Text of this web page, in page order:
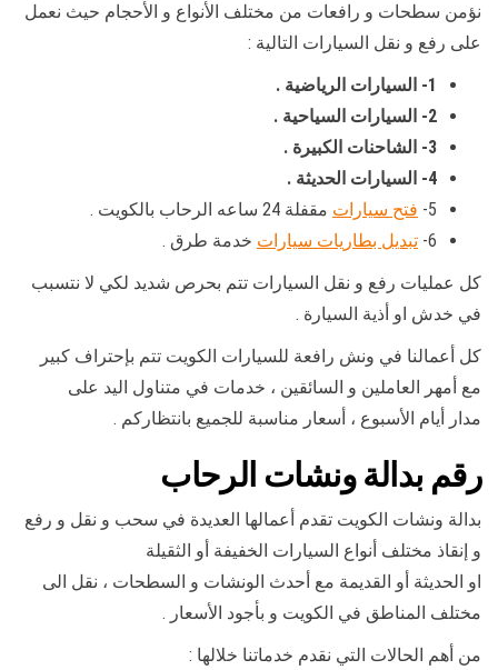
نؤمن سطحات و رافعات من مختلف الأنواع و الأحجام حيث نعمل
على رفع و نقل السيارات التالية :
1- السيارات الرياضية .
2- السيارات السياحية .
3- الشاحنات الكبيرة .
4- السيارات الحديثة .
5- فتح سيارات مقفلة 24 ساعه الرحاب بالكويت .
6- تبديل بطاريات سيارات خدمة طرق .
كل عمليات رفع و نقل السيارات تتم بحرص شديد لكي لا نتسبب
في خدش او أذية السيارة .
كل أعمالنا في ونش رافعة للسيارات الكويت تتم بإحتراف كبير
مع أمهر العاملين و السائقين ، خدمات في متناول اليد على
مدار أيام الأسبوع ، أسعار مناسبة للجميع بانتظاركم .
رقم بدالة ونشات الرحاب
بدالة ونشات الكويت تقدم أعمالها العديدة في سحب و نقل و رفع
و إنقاذ مختلف أنواع السيارات الخفيفة أو الثقيلة
او الحديثة أو القديمة مع أحدث الونشات و السطحات ، نقل الى
مختلف المناطق في الكويت و بأجود الأسعار .
من أهم الحالات التي نقدم خدماتنا خلالها :